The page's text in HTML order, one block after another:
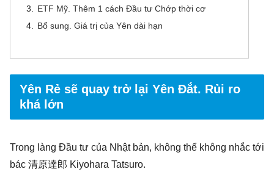
ETF Mỹ. Thêm 1 cách Đầu tư Chớp thời cơ
Bổ sung. Giá trị của Yên dài hạn
Yên Rẻ sẽ quay trở lại Yên Đắt. Rủi ro
khá lớn
Trong làng Đầu tư của Nhật bản, không thể không nhắc tới
bác 清原達郎 Kiyohara Tatsuro.